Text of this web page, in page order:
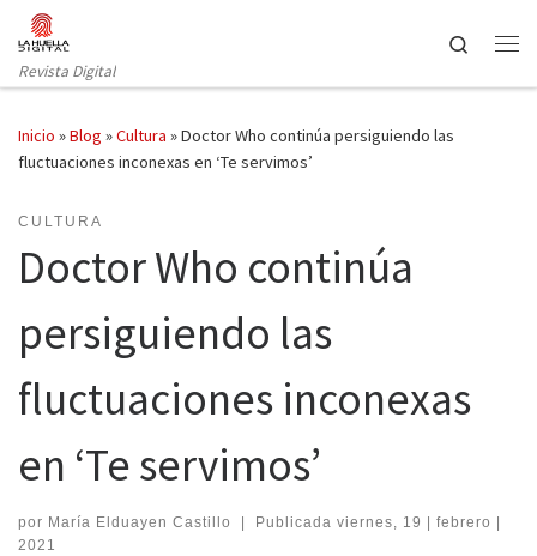
Saltar al contenido
Revista Digital
Search
Inicio »Blog »Cultura »Doctor Who continúa persiguiendo las
fluctuaciones inconexas en ‘Te servimos’
CULTURA
Doctor Who continúa
persiguiendo las
fluctuaciones inconexas
en ‘Te servimos’
por María Elduayen Castillo | Publicada viernes, 19 | febrero |
2021